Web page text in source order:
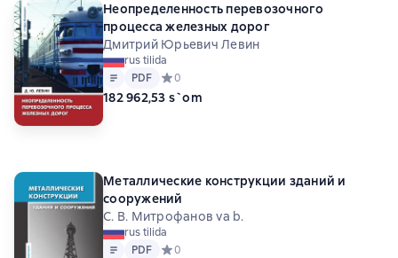
Неопределенность перевозочного
процесса железных дорог
Дмитрий Юрьевич Левин
rus tilida
Matn
PDF
PDF Средний рейтинг 0 на основе 0 оценок
0
182 962,53 s`om
Металлические конструкции зданий и
сооружений
С. В. Митрофанов va b.
rus tilida
Matn
PDF
PDF Средний рейтинг 0 на основе 0 оценок
0